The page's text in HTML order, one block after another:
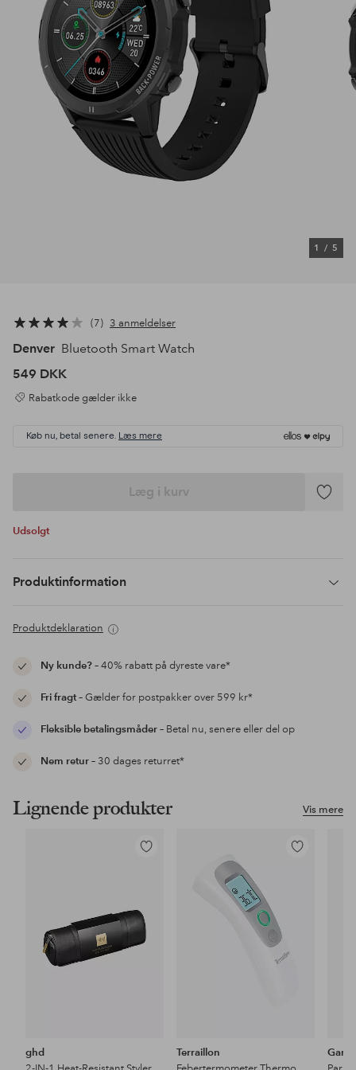
1 / 5
7 3 anmeldelser
Denver Bluetooth Smart Watch
549 DKK
Rabatkode gælder ikke
Køb nu, betal senere. Læs mere
Læg i kurv
Tilføj
Udsolgt
Produktinformation
Produktdeklaration
Ny kunde?– 40% rabatt på dyreste vare*
Fri fragt– Gælder for postpakker over 599 kr*
Fleksible betalingsmåder– Betal nu, senere eller del op
Nem retur– 30 dages returret*
Vis mere
Lignende produkter
Tilføj
ghd
Tilføj
Terraillon
Gant